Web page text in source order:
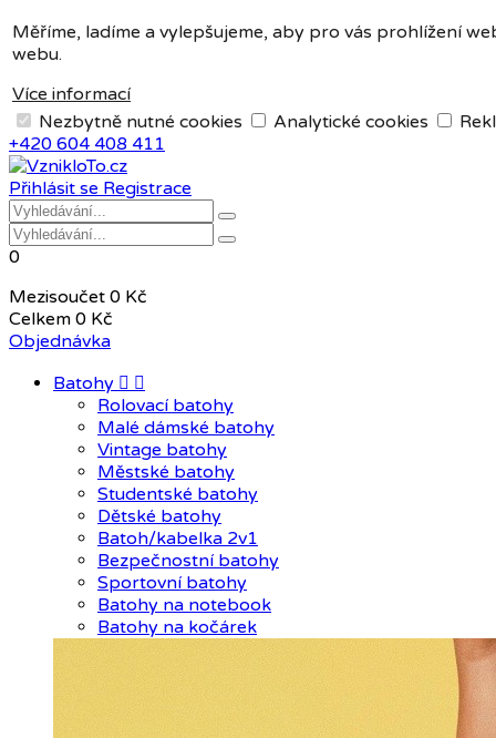
Měříme, ladíme a vylepšujeme, aby pro vás prohlížení
webu.
Více informací
Nezbytně nutné cookies
Analytické cookies
Měna:
CZK
CZK
EUR
+420 604 408 411
Přihlásit se Registrace
0
Mezisoučet 0 Kč
Celkem 0 Kč
Objednávka
Batohy  
Rolovací batohy
Malé dámské batohy
Vintage batohy
Městské batohy
Studentské batohy
Dětské batohy
Batoh/kabelka 2v1
Bezpečnostní batohy
Sportovní batohy
Batohy na notebook
Batohy na kočárek